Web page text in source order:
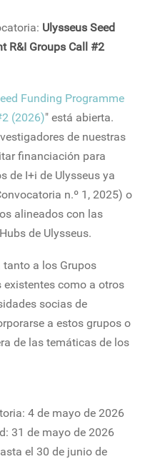
Ulysseus Seed
R&I Groups Call #2
Funding Programme
(2026)" está abierta.
de nuestras
financiación para
de I+i de Ulysseus ya
n.º 1, 2025) o
alineados con las
de Ulysseus.
a los Grupos
existentes como a otros
socias de
a estos grupos o
de las temáticas de los
4 de mayo de 2026
31 de mayo de 2026
el 30 de junio de